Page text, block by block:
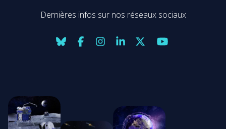
Dernières infos sur nos réseaux sociaux